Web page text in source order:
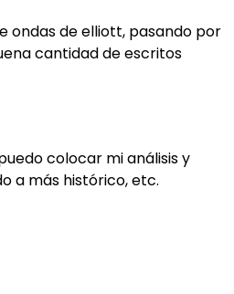
ondas de elliott, pasando por
cantidad de escritos
colocar mi análisis y
a más histórico, etc.